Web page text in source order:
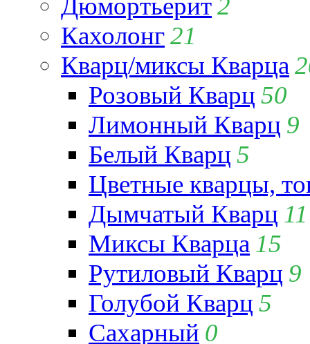
Кахолонг21
Кварц/миксы Кварца
Розовый Кварц 50
Лимонный Кварц 9
Белый Кварц 5
Цветные кварцы,
Дымчатый Кварц 11
Миксы Кварца 15
Рутиловый Кварц 9
Голубой Кварц 5
Сахарный 0